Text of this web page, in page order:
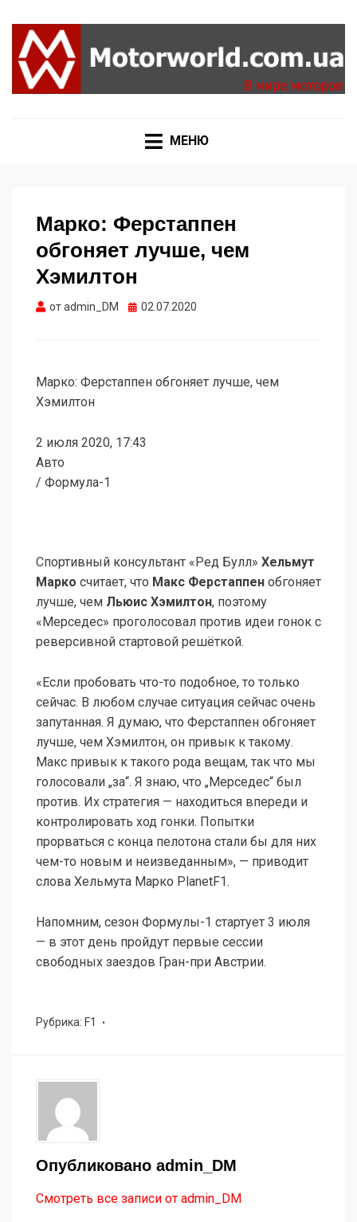
МЕНЮ
Марко: Ферстаппен
обгоняет лучше, чем
Хэмилтон
отadmin_DM Опубликовано
02.07.2020
Марко: Ферстаппен обгоняет лучше, чем
Хэмилтон
2 июля 2020, 17:43
Авто
/ Формула-1
Спортивный консультант «Ред Булл» Хельмут
Марко считает, что Макс Ферстаппен обгоняет
лучше, чем Льюис Хэмилтон, поэтому
«Мерседес» проголосовал против идеи гонок с
реверсивной стартовой решёткой.
«Если пробовать что-то подобное, то только
сейчас. В любом случае ситуация сейчас очень
запутанная. Я думаю, что Ферстаппен обгоняет
лучше, чем Хэмилтон, он привык к такому.
Макс привык к такого рода вещам, так что мы
голосовали „за“. Я знаю, что „Мерседес“ был
против. Их стратегия — находиться впереди и
контролировать ход гонки. Попытки
прорваться с конца пелотона стали бы для них
чем-то новым и неизведанным», — приводит
слова Хельмута Марко PlanetF1.
Напомним, сезон Формулы-1 стартует 3 июля
— в этот день пройдут первые сессии
свободных заездов Гран-при Австрии.
Рубрика: F1
Опубликовано admin_DM
Смотреть все записи от admin_DM